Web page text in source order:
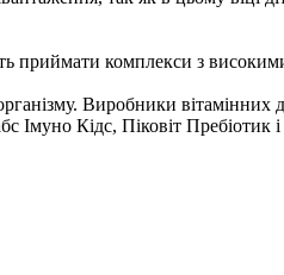
приймати комплекси з
Виробники
Кідс, Піковіт Пребіотик